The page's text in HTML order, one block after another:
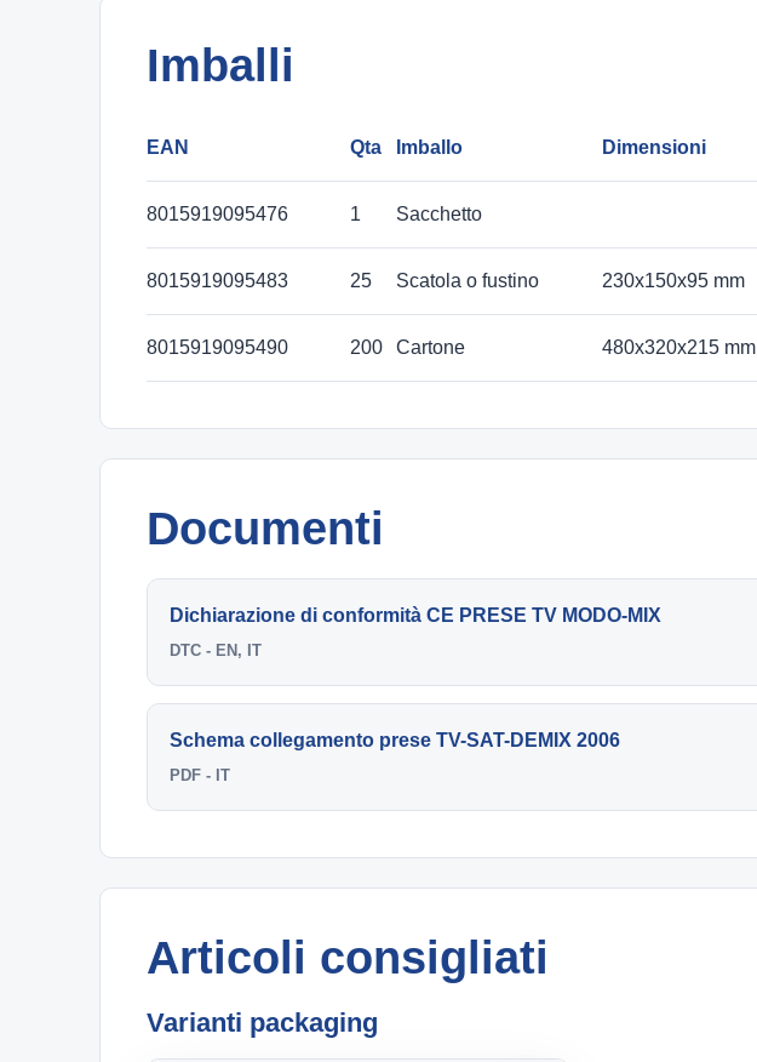
Imballi
EAN Qta Imballo Dimensioni
8015919095476 1 Sacchetto
8015919095483 25 Scatola o fustino 230x150x95 mm
8015919095490 200 Cartone 480x320x215 mm
Documenti
Dichiarazione di conformità CE PRESE TV MODO-MIX
DTC - EN, IT
Schema collegamento prese TV-SAT-DEMIX 2006
PDF - IT
Articoli consigliati
Varianti packaging